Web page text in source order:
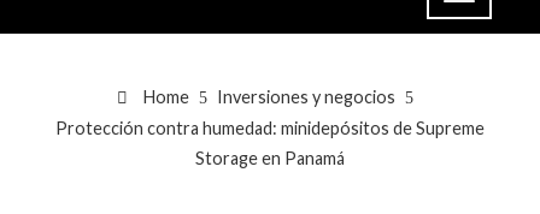
Home
Inversiones y negocios
Protección contra humedad: minidepósitos de Supreme
Storage en Panamá